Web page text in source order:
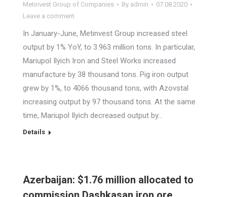
Metinvest Group of Companies By admin
07.08.2020
Leave a comment
In January-June, Metinvest Group increased steel
output by 1% YoY, to 3.963 million tons. In particular,
Mariupol Ilyich Iron and Steel Works increased
manufacture by 38 thousand tons. Pig iron output
grew by 1%, to 4066 thousand tons, with Azovstal
increasing output by 97 thousand tons. At the same
time, Mariupol Ilyich decreased output by…
Details
Azerbaijan: $1.76 million allocated to